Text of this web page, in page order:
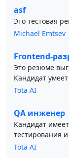
asf
Это тестовая
Michael Emtsev
Frontend-
Это резюме
Кандидат
Tota AI
QA инженер
Кандидат
тестирования
Tota AI